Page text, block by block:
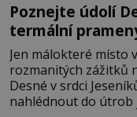
Poznejte údolí
termální
Jen málokteré místo
rozmanitých zážitků
Desné v srdci
nahlédnout do útrob